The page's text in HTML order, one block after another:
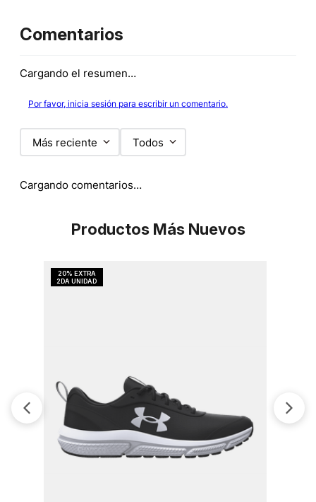
Comentarios
Cargando el resumen…
Por favor, inicia sesión para escribir un comentario.
Más reciente Todos
Cargando comentarios…
Productos Más Nuevos